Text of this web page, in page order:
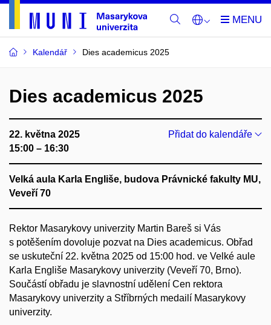
Kalendář Dies academicus 2025
Dies academicus 2025
22. května 2025
15:00 – 16:30
Přidat do kalendáře
Velká aula Karla Engliše, budova Právnické fakulty MU,
Veveří 70
Rektor Masarykovy univerzity Martin Bareš si Vás
s potěšením dovoluje pozvat na Dies academicus. Obřad
se uskuteční 22. května 2025 od 15:00 hod. ve Velké aule
Karla Engliše Masarykovy univerzity (Veveří 70, Brno).
Součástí obřadu je slavnostní udělení Cen rektora
Masarykovy univerzity a Stříbrných medailí Masarykovy
univerzity.